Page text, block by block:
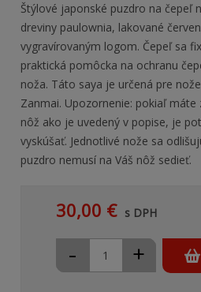
Štýlové japonské puzdro na čepeľ
dreviny paulownia, lakované
vygravírovaným logom. Čepeľ sa
praktická pomôcka na ochranu
noža. Táto saya je určená pre
Zanmai. Upozornenie: pokiaľ
nôž ako je uvedený v popise, je
vyskúšať. Jednotlivé nože sa
puzdro nemusí na Váš nôž sedieť.
30,00 € s DPH
+
-